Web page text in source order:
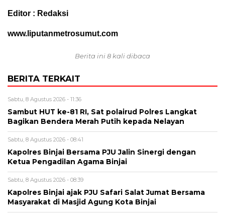
Editor : Redaksi
www.liputanmetrosumut.com
Berita ini 8 kali dibaca
BERITA TERKAIT
Sabtu, 8 Agustus 2026 - 11:36
Sambut HUT ke-81 RI, Sat polairud Polres Langkat
Bagikan Bendera Merah Putih kepada Nelayan
Sabtu, 8 Agustus 2026 - 08:41
Kapolres Binjai Bersama PJU Jalin Sinergi dengan
Ketua Pengadilan Agama Binjai
Sabtu, 8 Agustus 2026 - 08:39
Kapolres Binjai ajak PJU Safari Salat Jumat Bersama
Masyarakat di Masjid Agung Kota Binjai